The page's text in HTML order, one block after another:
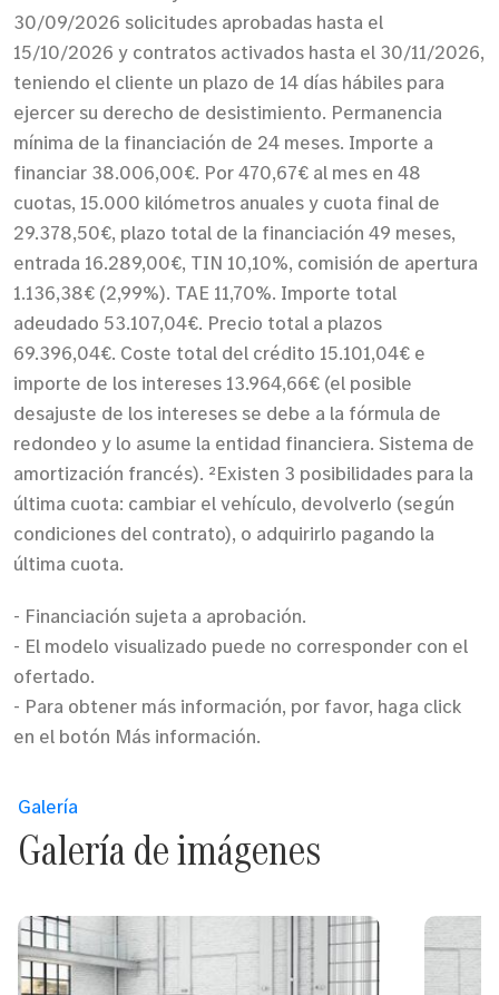
30/09/2026 solicitudes aprobadas hasta el
15/10/2026 y contratos activados hasta el 30/11/2026,
teniendo el cliente un plazo de 14 días hábiles para
ejercer su derecho de desistimiento. Permanencia
mínima de la financiación de 24 meses. Importe a
financiar 38.006,00€. Por 470,67€ al mes en 48
cuotas, 15.000 kilómetros anuales y cuota final de
29.378,50€, plazo total de la financiación 49 meses,
entrada 16.289,00€, TIN 10,10%, comisión de apertura
1.136,38€ (2,99%). TAE 11,70%. Importe total
adeudado 53.107,04€. Precio total a plazos
69.396,04€. Coste total del crédito 15.101,04€ e
importe de los intereses 13.964,66€ (el posible
desajuste de los intereses se debe a la fórmula de
redondeo y lo asume la entidad financiera. Sistema de
amortización francés). ²Existen 3 posibilidades para la
última cuota: cambiar el vehículo, devolverlo (según
condiciones del contrato), o adquirirlo pagando la
última cuota.
- Financiación sujeta a aprobación.
- El modelo visualizado puede no corresponder con el
ofertado.
- Para obtener más información, por favor, haga click
en el botón Más información.
Galería
Galería de imágenes